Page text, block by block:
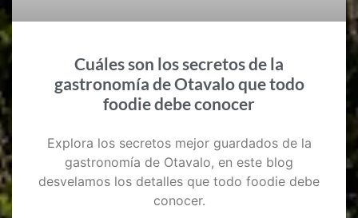
Cuáles son los secretos de la
gastronomía de Otavalo que todo
foodie debe conocer
Explora los secretos mejor guardados de la
gastronomía de Otavalo, en este blog
desvelamos los detalles que todo foodie debe
conocer.